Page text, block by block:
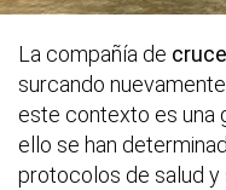
La compañía de
surcando
este contexto es una
ello se han
protocolos de salud y